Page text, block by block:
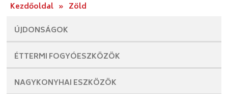
Kezdőoldal » Zöld
ÚJDONSÁGOK
ÉTTERMI FOGYÓESZKÖZÖK
NAGYKONYHAI ESZKÖZÖK